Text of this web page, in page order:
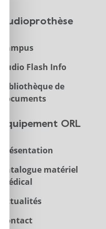
Audioprothèse
Campus
Audio Flash Info
Bibliothèque de
documents
Équipement ORL
Présentation
Catalogue matériel
médical
Actualités
Contact